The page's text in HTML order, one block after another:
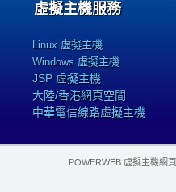
虛擬主機服務
Linux 虛擬主機
Windows 虛擬主機
JSP 虛擬主機
大陸/香港網頁空間
中華電信線路虛擬主機
POWERWEB 虛擬主機網